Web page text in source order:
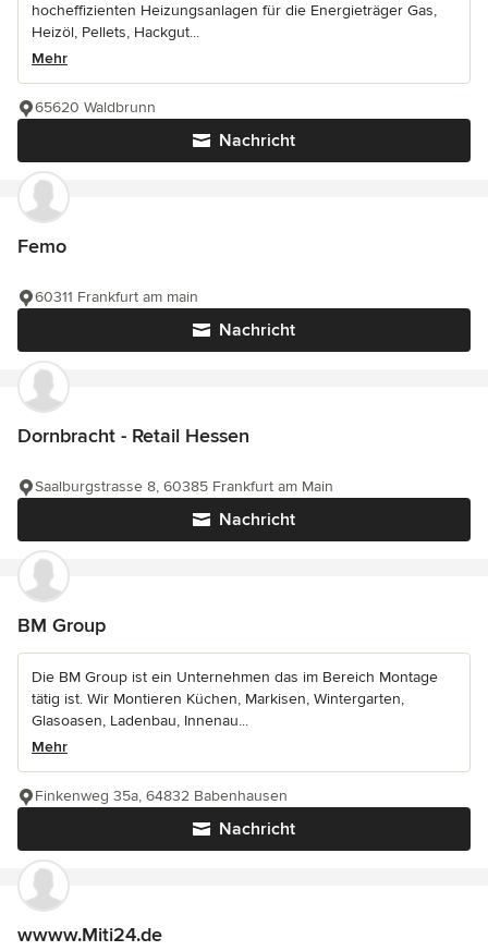
hocheffizienten Heizungsanlagen für die Energieträger Gas,
Heizöl, Pellets, Hackgut...
Mehr
Nachricht
65620 Waldbrunn
Femo
Nachricht
60311 Frankfurt am main
Dornbracht - Retail Hessen
Nachricht
Saalburgstrasse 8, 60385 Frankfurt am Main
BM Group
Die BM Group ist ein Unternehmen das im Bereich Montage
tätig ist. Wir Montieren Küchen, Markisen, Wintergarten,
Glasoasen, Ladenbau, Innenau...
Mehr
Nachricht
Finkenweg 35a, 64832 Babenhausen
wwww.Miti24.de